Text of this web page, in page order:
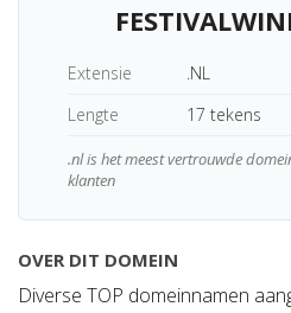
Extensie
.NL
Lengte
17 tekens
.nl is het meest vertrouwde
klanten
OVER DIT DOMEIN
Diverse TOP domeinnamen